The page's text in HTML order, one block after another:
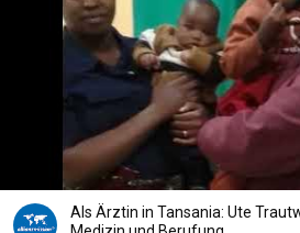
Als Ärztin in Tansania: Ute